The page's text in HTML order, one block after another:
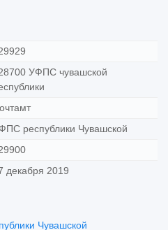
УФПС чувашской
республики Чувашской
декабря 2019
Чувашской